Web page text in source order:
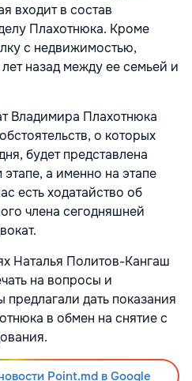
входит в состав
Плахотнюка. Кроме
с недвижимостью,
назад между ее семьей и
Владимира Плахотнюка
о которых
будет представлена
а именно на этапе
есть ходатайство об
члена сегодняшней
Наталья Политов-Кангаш
на вопросы и
предлагали дать показания
в обмен на снятие с
Point.md в Google